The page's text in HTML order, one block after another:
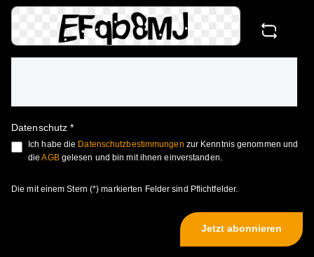
Datenschutz *
Ich habe die Datenschutzbestimmungen zur Kenntnis genommen und
dieAGBgelesen und bin mit ihnen einverstanden.
Die mit einem Stern (*) markierten Felder sind Pflichtfelder.
Jetzt abonnieren